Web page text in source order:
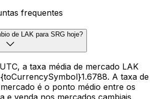
frequentes
de LAK para SRG hoje?
a taxa média de mercado LAK
A taxa de
é o ponto médio entre os